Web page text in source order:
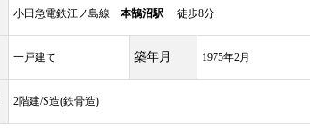
小田急電鉄江ノ島線 本鵠沼駅 徒歩8分
一戸建て 築年月 1975年2月
2階建/S造(鉄骨造)